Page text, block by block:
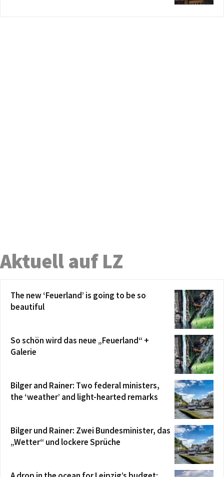
Aktuell auf LZ
The new ‘Feuerland’ is going to be so
beautiful
So schön wird das neue „Feuerland“ +
Galerie
Bilger and Rainer: Two federal ministers,
the ‘weather’ and light-hearted remarks
Bilger und Rainer: Zwei Bundesminister, das
„Wetter“ und lockere Sprüche